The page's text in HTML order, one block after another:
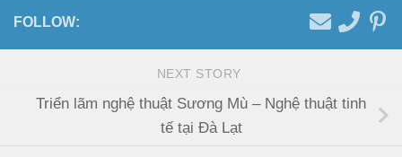
FOLLOW:
NEXT STORY
Triển lãm nghệ thuật Sương Mù – Nghệ thuật tinh
tế tại Đà Lạt